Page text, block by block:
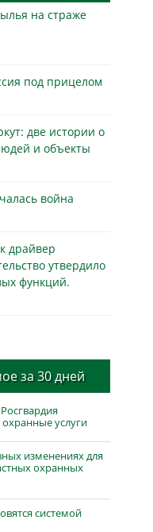
на страже
под прицелом
две истории о
и объекты
война
драйвер
утвердило
функций.
за 30 дней
охранные услуги
изменениях для
охранных
системой